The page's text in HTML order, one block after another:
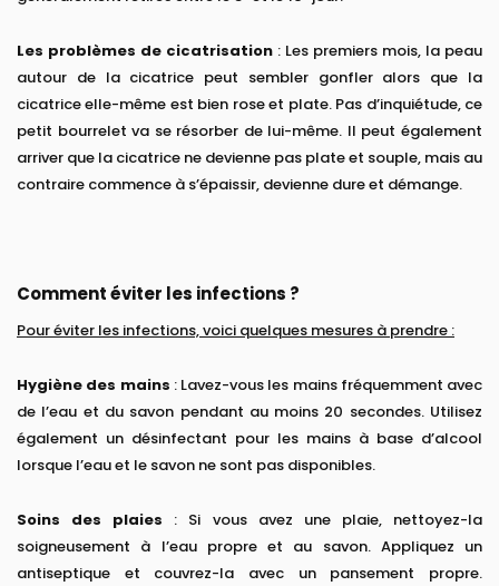
Les problèmes de cicatrisation : Les premiers mois, la peau
autour de la cicatrice peut sembler gonfler alors que la
cicatrice elle-même est bien rose et plate. Pas d’inquiétude, ce
petit bourrelet va se résorber de lui-même. Il peut également
arriver que la cicatrice ne devienne pas plate et souple, mais au
contraire commence à s’épaissir, devienne dure et démange.
Comment éviter les infections ?
Pour éviter les infections, voici quelques mesures à prendre :
Hygiène des mains : Lavez-vous les mains fréquemment avec
de l’eau et du savon pendant au moins 20 secondes. Utilisez
également un désinfectant pour les mains à base d’alcool
lorsque l’eau et le savon ne sont pas disponibles.
Soins des plaies : Si vous avez une plaie, nettoyez-la
soigneusement à l’eau propre et au savon. Appliquez un
antiseptique et couvrez-la avec un pansement propre.